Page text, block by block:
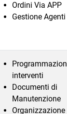
Ordini Via APP
Gestione Agenti
interventi
Documenti di
Manutenzione
Organizzazione